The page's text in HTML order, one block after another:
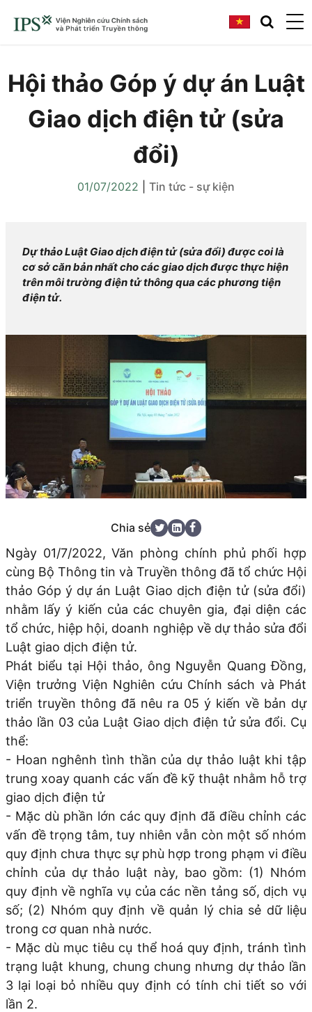
Hội thảo Góp ý dự án Luật
Giao dịch điện tử (sửa
đổi)
01/07/2022 Tin tức - sự kiện
Dự thảo Luật Giao dịch điện tử (sửa đổi) được coi là
cơ sở căn bản nhất cho các giao dịch được thực hiện
trên môi trường điện tử thông qua các phương tiện
điện tử.
Chia sẻ
Ngày 01/7/2022, Văn phòng chính phủ phối hợp
cùng Bộ Thông tin và Truyền thông đã tổ chức Hội
thảo Góp ý dự án Luật Giao dịch điện tử (sửa đổi)
nhằm lấy ý kiến của các chuyên gia, đại diện các
tổ chức, hiệp hội, doanh nghiệp về dự thảo sửa đổi
Luật giao dịch điện tử.
Phát biểu tại Hội thảo, ông Nguyễn Quang Đồng,
Viện trưởng Viện Nghiên cứu Chính sách và Phát
triển truyền thông đã nêu ra 05 ý kiến về bản dự
thảo lần 03 của Luật Giao dịch điện tử sửa đổi. Cụ
thể:
- Hoan nghênh tình thần của dự thảo luật khi tập
trung xoay quanh các vấn đề kỹ thuật nhằm hỗ trợ
giao dịch điện tử
- Mặc dù phần lớn các quy định đã điều chỉnh các
vấn đề trọng tâm, tuy nhiên vẫn còn một số nhóm
quy định chưa thực sự phù hợp trong phạm vi điều
chỉnh của dự thảo luật này, bao gồm: (1) Nhóm
quy định về nghĩa vụ của các nền tảng số, dịch vụ
số; (2) Nhóm quy định về quản lý chia sẻ dữ liệu
trong cơ quan nhà nước.
- Mặc dù mục tiêu cụ thể hoá quy định, tránh tình
trạng luật khung, chung chung nhưng dự thảo lần
3 lại loại bỏ nhiều quy định có tính chi tiết so với
lần 2.